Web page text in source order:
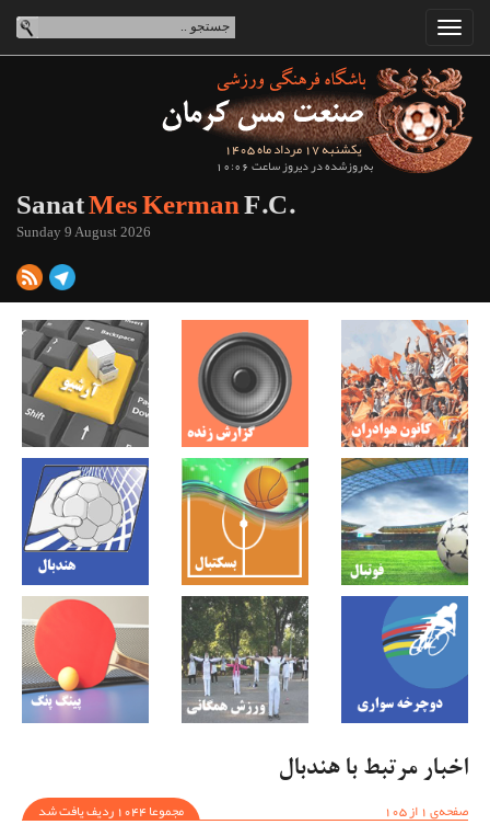
یکشنبه 17 مرداد ماه 1405
به‌روزشده در دیروز ساعت 10:06
SanatMes KermanF.C.
Sunday 9 August 2026
اخبار مرتبط با هندبال
صفحه‌ی 1 از 105
مجموعا 1044 ردیف یافت شد